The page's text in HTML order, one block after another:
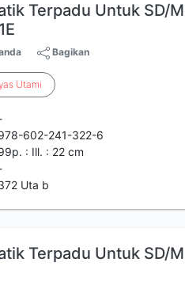
Terpadu Untuk SD/
Bagikan
Utami
602-241-322-6
: Ill. : 22 cm
Uta b
Terpadu Untuk SD/